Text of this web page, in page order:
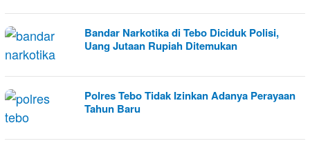
Bandar Narkotika di Tebo Diciduk Polisi,
Uang Jutaan Rupiah Ditemukan
Polres Tebo Tidak Izinkan Adanya Perayaan
Tahun Baru